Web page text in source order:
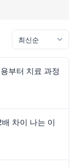
부터 치료 과정
차이 나는 이